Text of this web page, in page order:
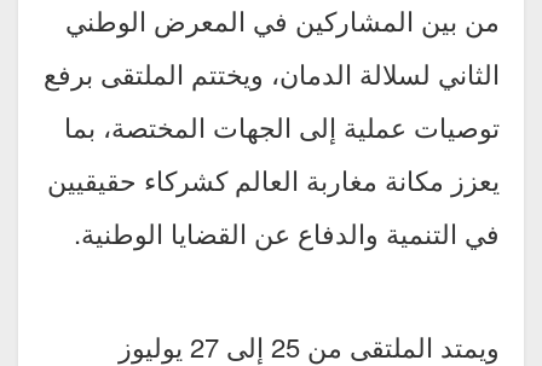
من بين المشاركين في المعرض الوطني
الثاني لسلالة الدمان، ويختتم الملتقى برفع
توصيات عملية إلى الجهات المختصة، بما
يعزز مكانة مغاربة العالم كشركاء حقيقيين
في التنمية والدفاع عن القضايا الوطنية.
ويمتد الملتقى من 25 إلى 27 يوليوز